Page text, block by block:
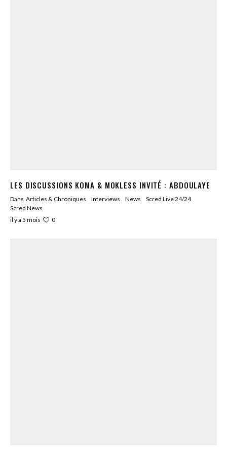
LES DISCUSSIONS KOMA & MOKLESS INVITÉ : ABDOULAYE
Dans Articles & Chroniques Interviews News
Scred Live 24/24
Scred News
il y a 5 mois
0